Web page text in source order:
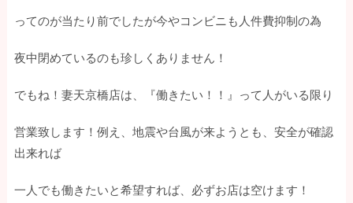
ってのが当たり前でしたが今やコンビニも人件費抑制の為
夜中閉めているのも珍しくありません！
でもね！妻天京橋店は、『働きたい！！』って人がいる限り
営業致します！例え、地震や台風が来ようとも、安全が確認
出来れば
一人でも働きたいと希望すれば、必ずお店は空けます！